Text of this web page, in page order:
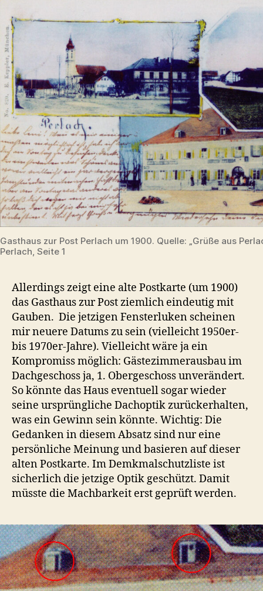
Gasthaus zur Post Perlach um 1900. Quelle: „Grüße aus
Perlach, Seite 1
Allerdings zeigt eine alte Postkarte (um 1900)
das Gasthaus zur Post ziemlich eindeutig mit
Gauben. Die jetzigen Fensterluken scheinen
mir neuere Datums zu sein (vielleicht 1950er-
bis 1970er-Jahre). Vielleicht wäre ja ein
Kompromiss möglich: Gästezimmerausbau im
Dachgeschoss ja, 1. Obergeschoss unverändert.
So könnte das Haus eventuell sogar wieder
seine ursprüngliche Dachoptik zurückerhalten,
was ein Gewinn sein könnte. Wichtig: Die
Gedanken in diesem Absatz sind nur eine
persönliche Meinung und basieren auf dieser
alten Postkarte. Im Demkmalschutzliste ist
sicherlich die jetzige Optik geschützt. Damit
müsste die Machbarkeit erst geprüft werden.